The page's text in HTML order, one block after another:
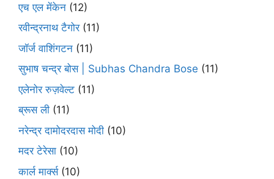
एच एल मेंकेन (12)
रवीन्द्रनाथ टैगोर(11)
जॉर्ज वाशिंगटन (11)
सुभाष चन्द्र बोस | Subhas Chandra Bose (11)
एलेनोर रुज़वेल्ट (11)
ब्रूस ली (11)
नरेन्द्र दामोदरदास मोदी (10)
मदर टेरेसा (10)
कार्ल मार्क्स(10)